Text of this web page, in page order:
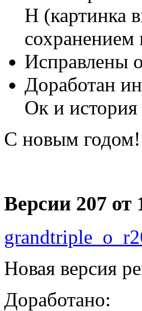
H (картинка
Исправлены
Доработан
Ок и история
С новым годом!
Версии 207 от
Новая версия
Доработано: